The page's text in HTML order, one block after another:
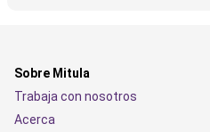
Sobre Mitula
Trabaja con nosotros
Acerca